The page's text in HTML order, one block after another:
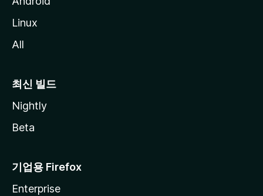
Linux
All
최신 빌드
Nightly
Beta
기업용 Firefox
Enterprise